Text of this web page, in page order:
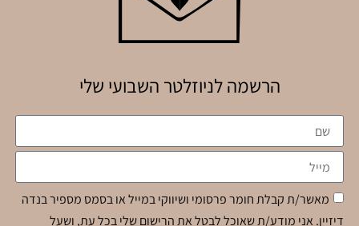
הרשמה לניוזלטר השבועי שלי
מאשר/ת קבלת חומר פרסומי ושיווקי במייל או בסמס מספיר בנדה
דיזיין. אני מודע/ת שאוכל לבטל את הרישום שלי בכל עת, ושעל